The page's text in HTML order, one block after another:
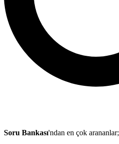
Soru Bankası'ndan en çok arananlar;